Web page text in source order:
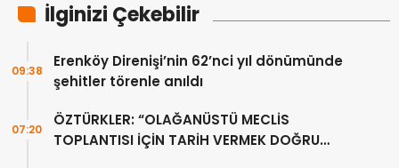
İlginizi Çekebilir
Erenköy Direnişi’nin 62’nci yıl dönümünde
şehitler törenle anıldı
09:38
ÖZTÜRKLER: “OLAĞANÜSTÜ MECLİS
TOPLANTISI İÇİN TARİH VERMEK DOĞRU
07:20